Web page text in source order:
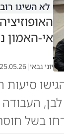
לא השיגו רוב
אי-האמון
יוני גבאי|
25.05.26
סיעות
העבודה
בשל